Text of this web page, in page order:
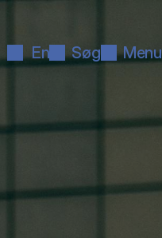
En Søg Menu